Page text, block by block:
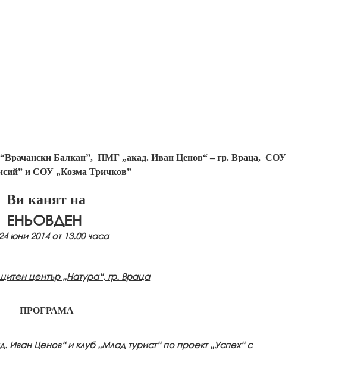
“Врачански Балкан”, ПМГ „акад. Иван Ценов“ – гр. Враца, СОУ
и СОУ „Козма Тричков”
Ви канят на
ЕНЬОВДЕН
юни 2014 от 13.00 часа
център „Натура“, гр. Враца
ПРОГРАМА
Иван Ценов“ и клуб „Млад турист“ по проект „Успех“ с